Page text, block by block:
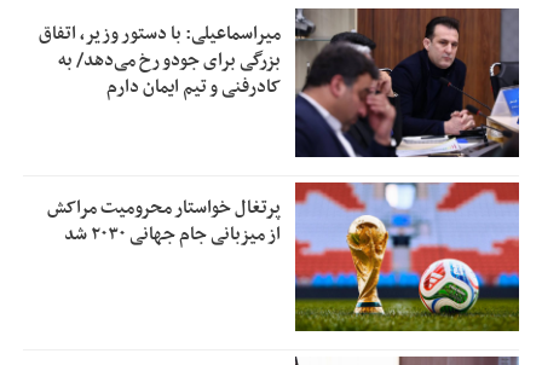
میراسماعیلی: با دستور وزیر، اتفاق
بزرگی برای جودو رخ می‌دهد/ به
کادرفنی و تیم ایمان دارم
پرتغال خواستار محرومیت مراکش
از میزبانی جام جهانی ۲۰۳۰ شد